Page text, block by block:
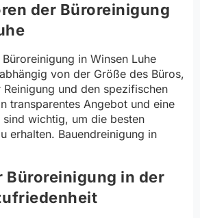
der Büroreinigung
in Winsen Luhe
von der Größe des Büros,
und den spezifischen
transparentes Angebot und eine
sind wichtig, um die besten
erhalten. Bauendreinigung in
Büroreinigung in der